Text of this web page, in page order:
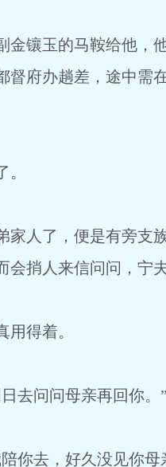
镶玉的马鞍给他，
督府办趟差，途中需
人了，便是有旁支
捎人来信问问，宁
得着。
问问母亲再回你。”
去，好久没见你母